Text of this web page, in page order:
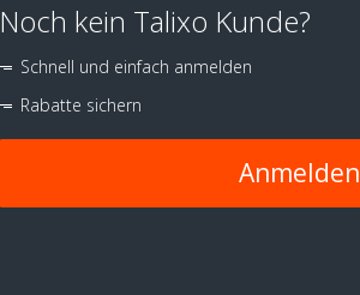
Noch kein Talixo Kunde?
Schnell und einfach anmelden
Rabatte sichern
Anmelden